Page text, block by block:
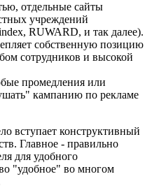
отдельные сайты
учреждений
RUWARD, и так далее).
собственную позицию
сотрудников и высокой
промедления или
кампанию по рекламе
вступает конструктивный
Главное - правильно
для удобного
"удобное" во многом